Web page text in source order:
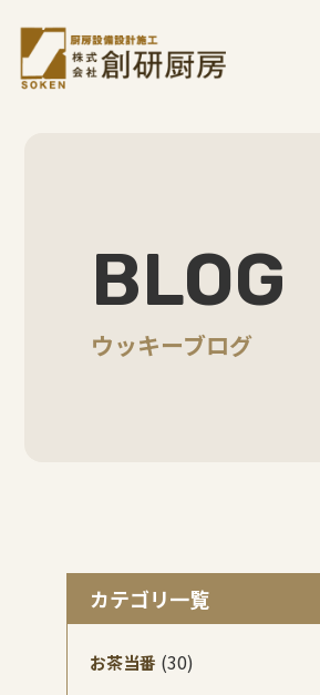
BLOG
ウッキーブログ
カテゴリ一覧
お茶当番 (30)